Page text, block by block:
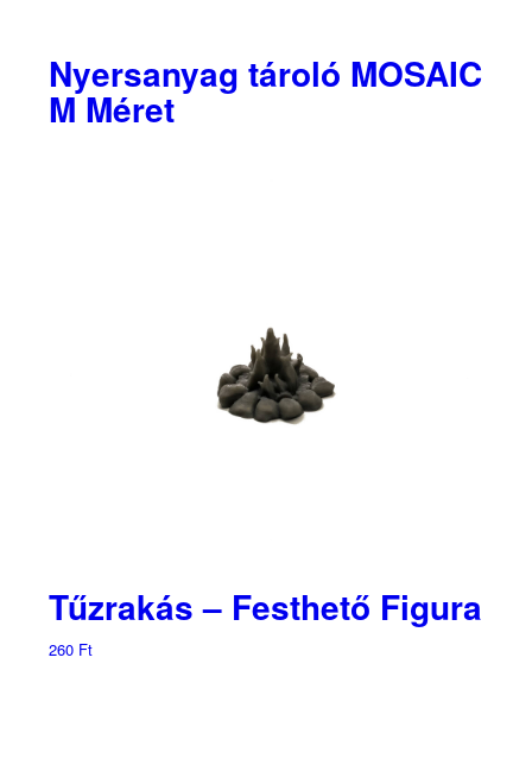
Nyersanyag tároló MOSAIC
M Méret
Tűzrakás – Festhető Figura
260 Ft